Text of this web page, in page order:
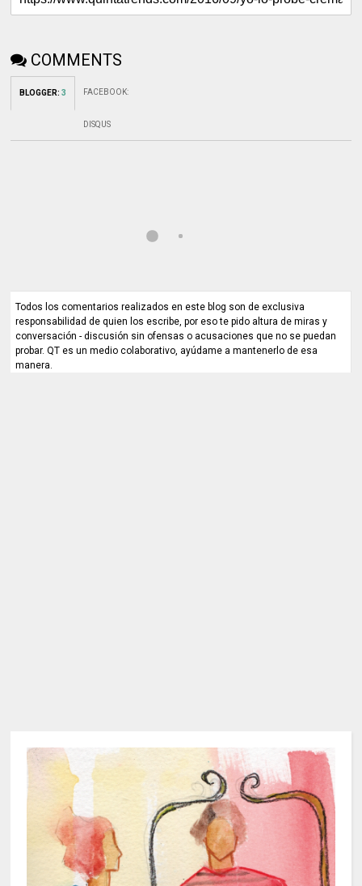
COMMENTS
BLOGGER:3 FACEBOOK:
DISQUS
Todos los comentarios realizados en este blog son de exclusiva
responsabilidad de quien los escribe, por eso te pido altura de miras y
conversación - discusión sin ofensas o acusaciones que no se puedan
probar. QT es un medio colaborativo, ayúdame a mantenerlo de esa
manera.